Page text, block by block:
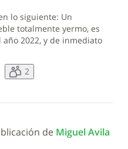
lo siguiente: Un
totalmente yermo, es
2022, y de inmediato
inmueble (que para la
2
de Miguel Avila